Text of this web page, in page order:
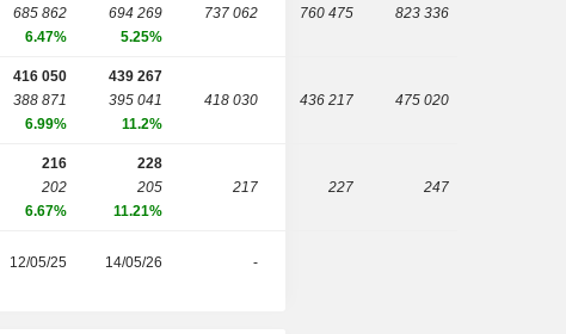
685 862
6.47%
694 269
5.25%
737 062 760 475 823 336
416 050
388 871
6.99%
439 267
395 041
11.2%
418 030 436 217 475 020
216
202
6.67%
228
205
11.21%
217 227 247
12/05/25 14/05/26 -